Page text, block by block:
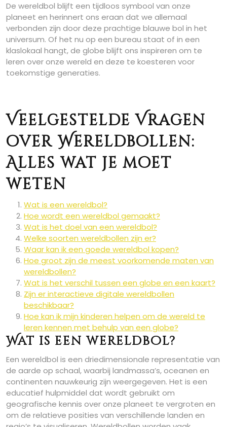
De wereldbol blijft een tijdloos symbool van onze
planeet en herinnert ons eraan dat we allemaal
verbonden zijn door deze prachtige blauwe bol in het
universum. Of het nu op een bureau staat of in een
klaslokaal hangt, de globe blijft ons inspireren om te
leren over onze wereld en deze te koesteren voor
toekomstige generaties.
Veelgestelde Vragen
over Wereldbollen:
Alles wat je moet
weten
Wat is een wereldbol?
Hoe wordt een wereldbol gemaakt?
Wat is het doel van een wereldbol?
Welke soorten wereldbollen zijn er?
Waar kan ik een goede wereldbol kopen?
Hoe groot zijn de meest voorkomende maten van
wereldbollen?
Wat is het verschil tussen een globe en een kaart?
Zijn er interactieve digitale wereldbollen
beschikbaar?
Hoe kan ik mijn kinderen helpen om de wereld te
leren kennen met behulp van een globe?
Wat is een wereldbol?
Een wereldbol is een driedimensionale representatie van
de aarde op schaal, waarbij landmassa’s, oceanen en
continenten nauwkeurig zijn weergegeven. Het is een
educatief hulpmiddel dat wordt gebruikt om
geografische kennis over onze planeet te vergroten en
om de relatieve posities van verschillende landen en